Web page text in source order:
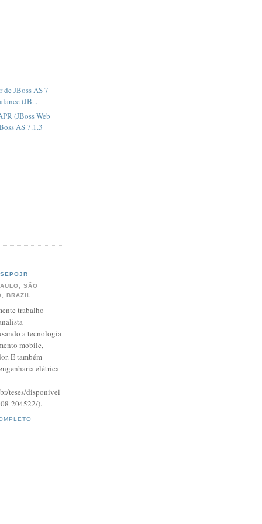
JBoss AS 7
(JB...
(JBoss Web
AS 7.1.3
SÃO
BRAZIL
trabalho
a tecnologia
mobile,
E também
elétrica
teses/disponivei
204522/).